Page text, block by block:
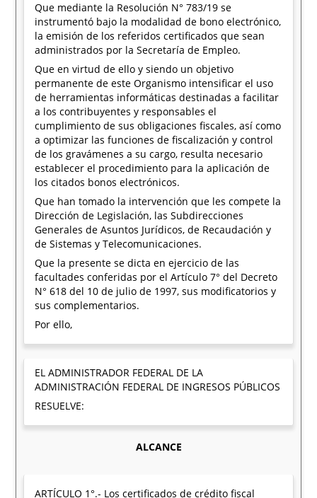
Que mediante la Resolución N° 783/19 se
instrumentó bajo la modalidad de bono electrónico,
la emisión de los referidos certificados que sean
administrados por la Secretaría de Empleo.
Que en virtud de ello y siendo un objetivo
permanente de este Organismo intensificar el uso
de herramientas informáticas destinadas a facilitar
a los contribuyentes y responsables el
cumplimiento de sus obligaciones fiscales, así como
a optimizar las funciones de fiscalización y control
de los gravámenes a su cargo, resulta necesario
establecer el procedimiento para la aplicación de
los citados bonos electrónicos.
Que han tomado la intervención que les compete la
Dirección de Legislación, las Subdirecciones
Generales de Asuntos Jurídicos, de Recaudación y
de Sistemas y Telecomunicaciones.
Que la presente se dicta en ejercicio de las
facultades conferidas por el Artículo 7° del Decreto
N° 618 del 10 de julio de 1997, sus modificatorios y
sus complementarios.
Por ello,
EL ADMINISTRADOR FEDERAL DE LA
ADMINISTRACIÓN FEDERAL DE INGRESOS PÚBLICOS
RESUELVE:
ALCANCE
ARTÍCULO 1°.- Los certificados de crédito fiscal